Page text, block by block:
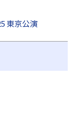
東京公演